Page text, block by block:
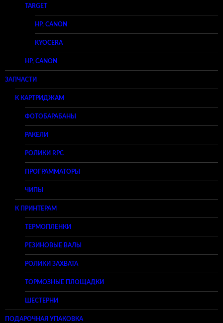
TARGET
HP, CANON
KYOCERA
HP, CANON
ЗАПЧАСТИ
К КАРТРИДЖАМ
ФОТОБАРАБАНЫ
РАКЕЛИ
РОЛИКИ RPC
ПРОГРАММАТОРЫ
ЧИПЫ
К ПРИНТЕРАМ
ТЕРМОПЛЕНКИ
РЕЗИНОВЫЕ ВАЛЫ
РОЛИКИ ЗАХВАТА
ТОРМОЗНЫЕ ПЛОЩАДКИ
ШЕСТЕРНИ
ПОДАРОЧНАЯ УПАКОВКА